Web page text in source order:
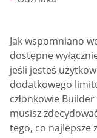
Jak wspomniano
dostępne
jeśli jesteś
dodatkowego
członkowie
musisz
tego, co najlepsze